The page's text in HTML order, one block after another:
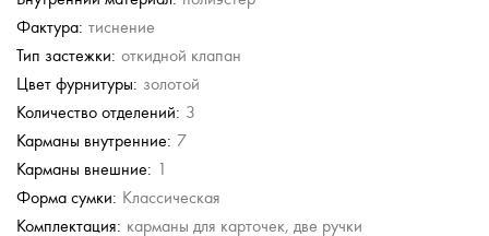
Фактура: тиснение
Тип застежки: откидной клапан
Цвет фурнитуры: золотой
Количество отделений: 3
Карманы внутренние: 7
Карманы внешние: 1
Форма сумки: Классическая
Комплектация: карманы для карточек, две ручки